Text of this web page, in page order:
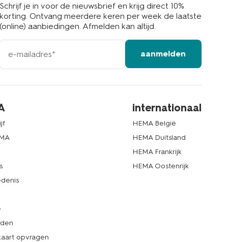
je in voor de nieuwsbrief en krijg direct 10%
Ontvang meerdere keren per week de laatste
aanbiedingen. Afmelden kan altijd.
aanmelden
opvragen
internationaal
HEMA België
HEMA Duitsland
HEMA Frankrijk
HEMA Oostenrijk